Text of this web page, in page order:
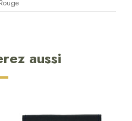
Rouge
aussi